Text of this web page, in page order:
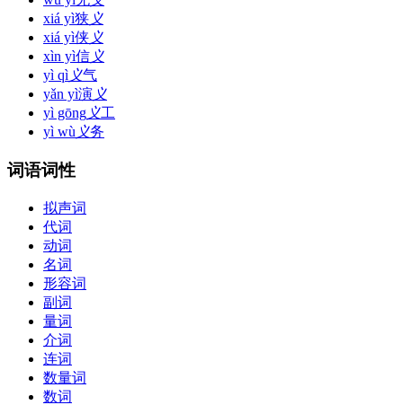
xiá yì狭 义
xiá yì侠 义
xìn yì信 义
yì qì 义气
yǎn yì演 义
yì gōng 义工
yì wù 义务
词语词性
拟声词
代词
动词
名词
形容词
副词
量词
介词
连词
数量词
数词